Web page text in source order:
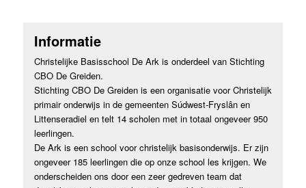
Informatie
Christelijke Basisschool De Ark is onderdeel van Stichting
CBO De Greiden.
Stichting CBO De Greiden is een organisatie voor Christelijk
primair onderwijs in de gemeenten Súdwest-Fryslân en
Littenseradiel en telt 14 scholen met in totaal ongeveer 950
leerlingen.
De Ark is een school voor christelijk basisonderwijs. Er zijn
ongeveer 185 leerlingen die op onze school les krijgen. We
onderscheiden ons door een zeer gedreven team dat